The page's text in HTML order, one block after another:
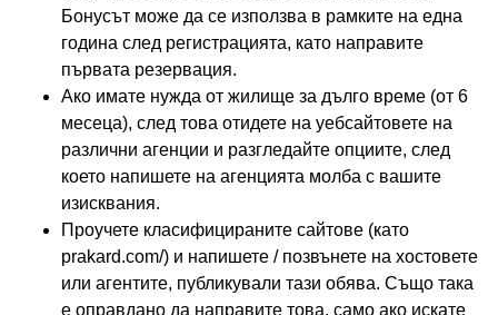
Бонусът може да се използва в рамките на една
година след регистрацията, като направите
първата резервация.
Ако имате нужда от жилище за дълго време (от 6
месеца), след това отидете на уебсайтовете на
различни агенции и разгледайте опциите, след
което напишете на агенцията молба с вашите
изисквания.
Проучете класифицираните сайтове (като
prakard.com/) и напишете / позвънете на хостовете
или агентите, публикували тази обява. Също така
е оправдано да направите това, само ако искате